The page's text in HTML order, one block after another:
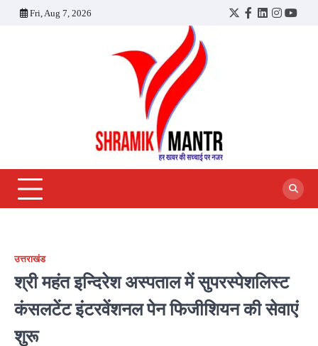
Fri, Aug 7, 2026
Twitter
Facebook
LinkedIn
उत्तराखंड
श्री महंत इन्दिरेश अस्पताल में सुपरस्पेशलिस्ट
कंसलटेंट इंटरवेंशनल पेन फिजीशियन की सेवाएं
शुरू